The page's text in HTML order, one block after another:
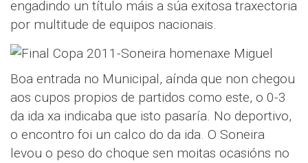
engadindo un título máis a súa exitosa traxectoria
por multitude de equipos nacionais.
Boa entrada no Municipal, aínda que non chegou
aos cupos propios de partidos como este, o 0-3
da ida xa indicaba que isto pasaría. No deportivo,
o encontro foi un calco do da ida. O Soneira
levou o peso do choque sen moitas ocasións no